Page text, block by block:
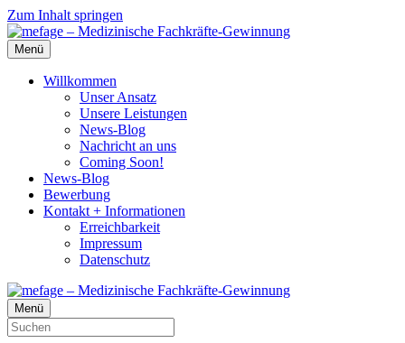
Zum Inhalt springen
Menü
Willkommen
Unser Ansatz
Unsere Leistungen
News-Blog
Nachricht an uns
Coming Soon!
News-Blog
Bewerbung
Kontakt + Informationen
Erreichbarkeit
Impressum
Datenschutz
Menü